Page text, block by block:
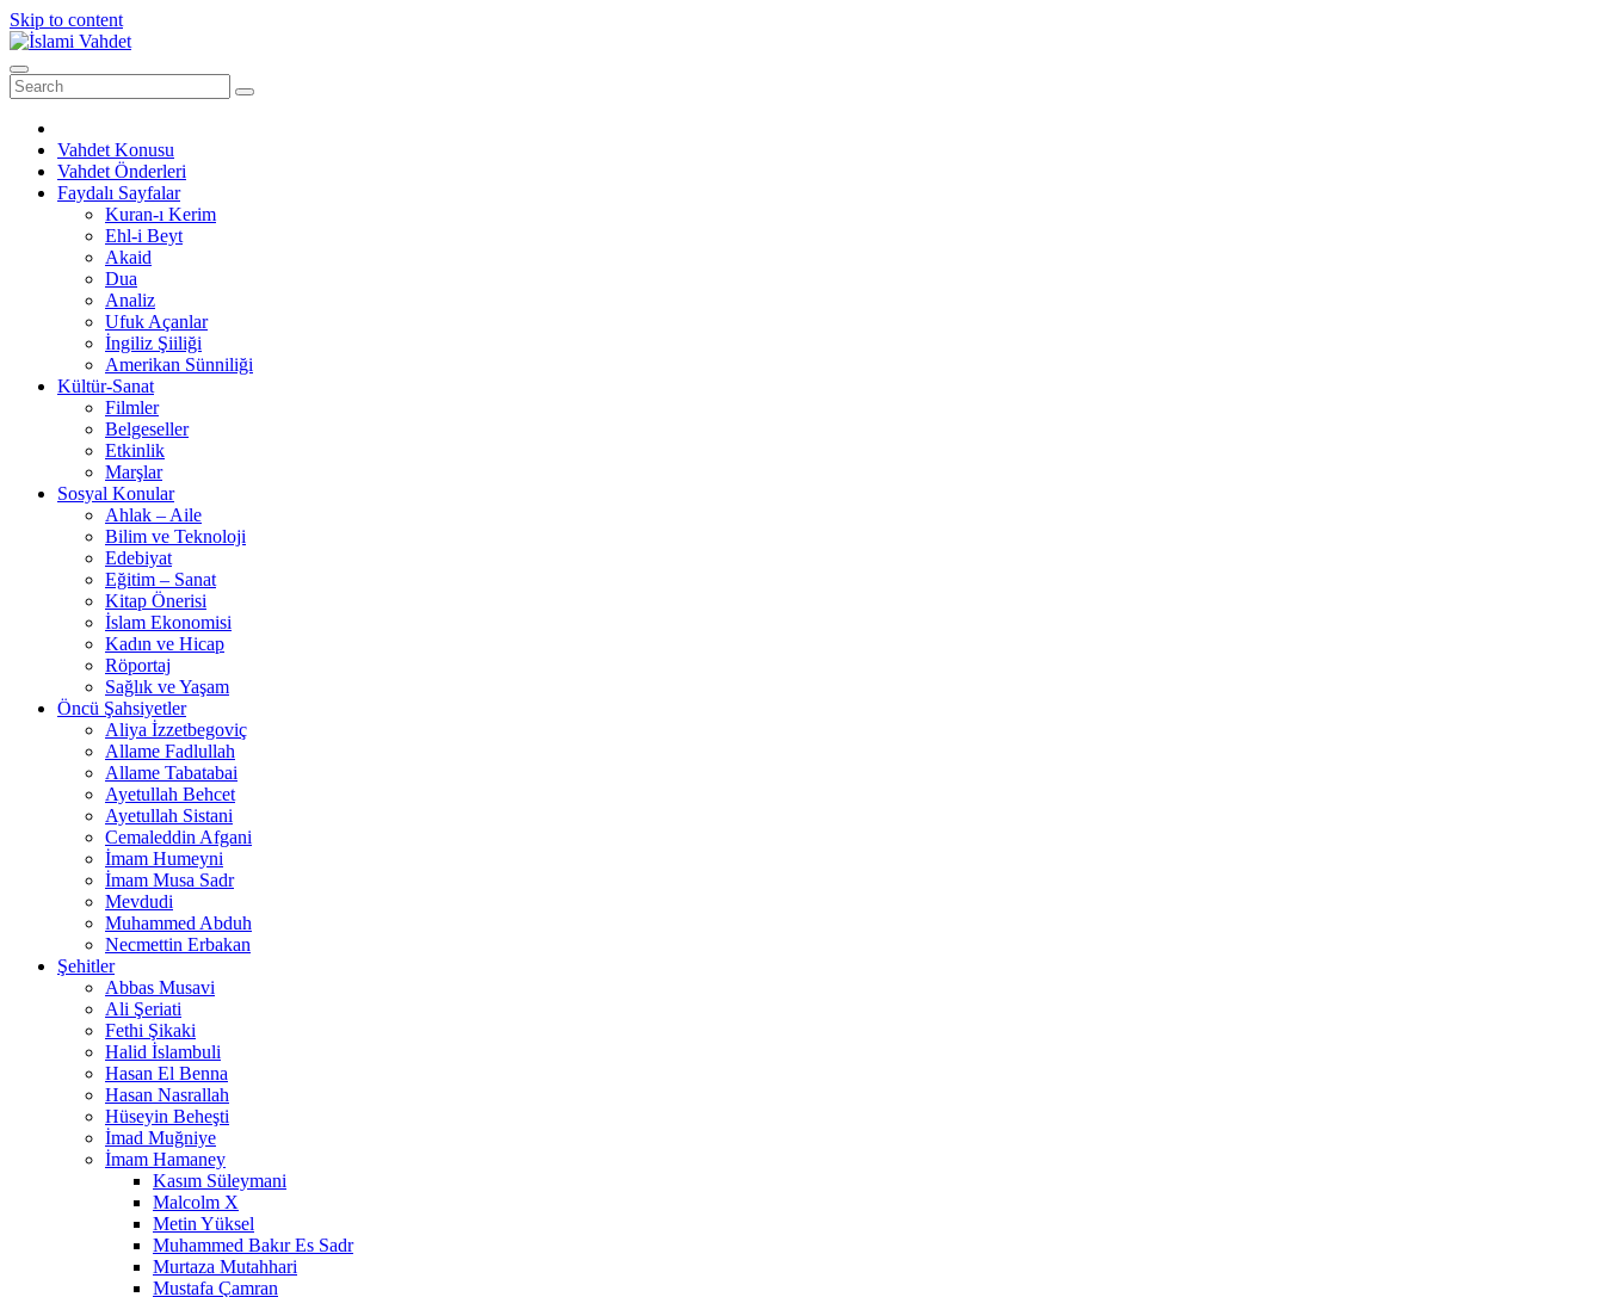
Skip to content
Vahdet Konusu
Vahdet Önderleri
Faydalı Sayfalar
Kuran-ı Kerim
Ehl-i Beyt
Akaid
Dua
Analiz
Ufuk Açanlar
İngiliz Şiiliği
Amerikan Sünniliği
Kültür-Sanat
Filmler
Belgeseller
Etkinlik
Marşlar
Sosyal Konular
Ahlak – Aile
Bilim ve Teknoloji
Edebiyat
Eğitim – Sanat
Kitap Önerisi
İslam Ekonomisi
Kadın ve Hicap
Röportaj
Sağlık ve Yaşam
Öncü Şahsiyetler
Aliya İzzetbegoviç
Allame Fadlullah
Allame Tabatabai
Ayetullah Behcet
Ayetullah Sistani
Cemaleddin Afgani
İmam Humeyni
İmam Musa Sadr
Mevdudi
Muhammed Abduh
Necmettin Erbakan
Şehitler
Abbas Musavi
Ali Şeriati
Fethi Şikaki
Halid İslambuli
Hasan El Benna
Hasan Nasrallah
Hüseyin Beheşti
İmad Muğniye
İmam Hamaney
Kasım Süleymani
Malcolm X
Metin Yüksel
Muhammed Bakır Es Sadr
Murtaza Mutahhari
Mustafa Çamran